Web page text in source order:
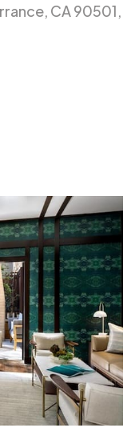
CA 90501,